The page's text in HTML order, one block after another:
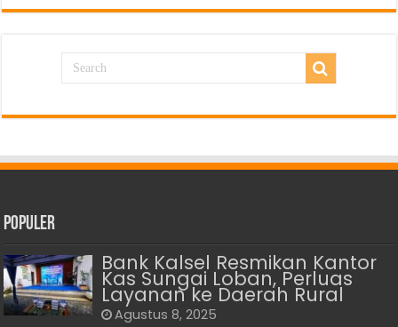
Populer
Bank Kalsel Resmikan Kantor
Kas Sungai Loban, Perluas
Layanan ke Daerah Rural
Agustus 8, 2025